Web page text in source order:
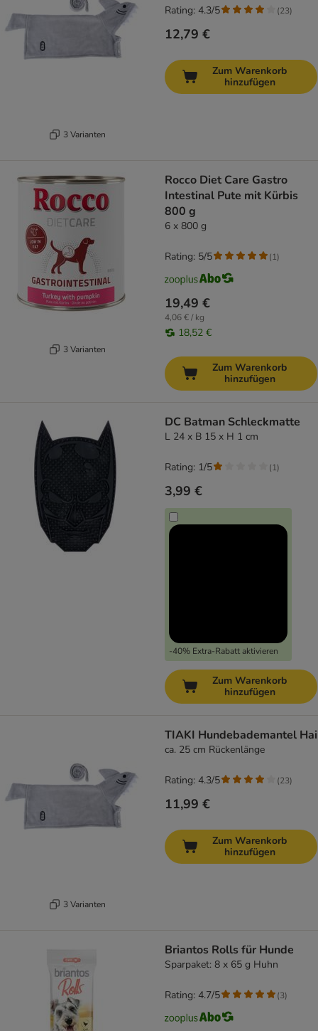
3 Varianten
12,79 €
Rating: 4.3/5 (23)
Zum Warenkorb
hinzufügen
3 Varianten
Rocco Diet Care Gastro
Intestinal Pute mit Kürbis
800 g
6 x 800 g
19,49 €
4,06 € / kg
18,52 €
Rating: 5/5 (1)
Zum Warenkorb
hinzufügen
DC Batman Schleckmatte
L 24 x B 15 x H 1 cm
3,99 €
-40% Extra-Rabatt aktivieren
Rating: 1/5 (1)
Zum Warenkorb
hinzufügen
3 Varianten
TIAKI Hundebademantel Hai
ca. 25 cm Rückenlänge
11,99 €
Rating: 4.3/5 (23)
Zum Warenkorb
hinzufügen
Briantos Rolls für Hunde
Sparpaket: 8 x 65 g Huhn
Rating: 4.7/5 (3)